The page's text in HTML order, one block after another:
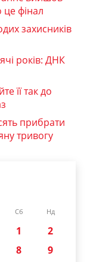
це фінал
захисників
років: ДНК
її так до
прибрати
тривогу
Сб Нд
1
2
8
9